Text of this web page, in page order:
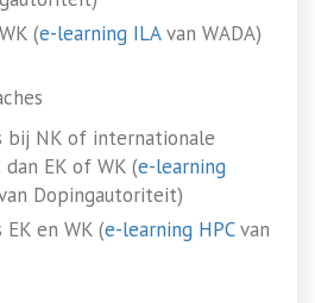
(e-learning ILAvan WADA)
bij NK of internationale
EK of WK (e-learning
Dopingautoriteit)
EK en WK (e-learning HPCvan